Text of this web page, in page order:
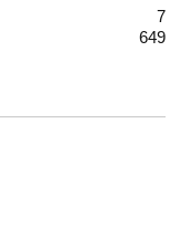
7
649